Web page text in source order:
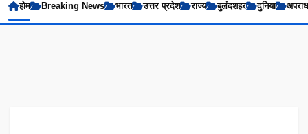
होम Breaking News भारत उत्तर प्रदेश राज्य बुलंदशहर दुनिया अपराध